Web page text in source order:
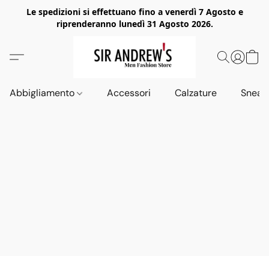
Le spedizioni si effettuano fino a venerdì 7 Agosto e
riprenderanno lunedì 31 Agosto 2026.
Abbigliamento Accessori Calzature